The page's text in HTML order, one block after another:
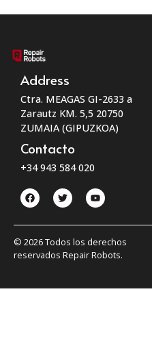
Address
Ctra. MEAGAS GI-2633 a
Zarautz KM. 5,5 20750
ZUMAIA (GIPUZKOA)
Contacto
+34 943 584 020
© 2026 Todos los derechos
reservados Repair Robots.